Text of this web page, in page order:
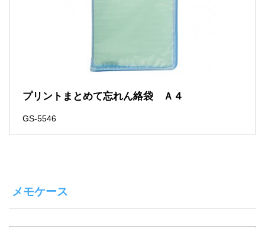
プリントまとめて忘れん絡袋 Ａ４
GS-5546
メモケース